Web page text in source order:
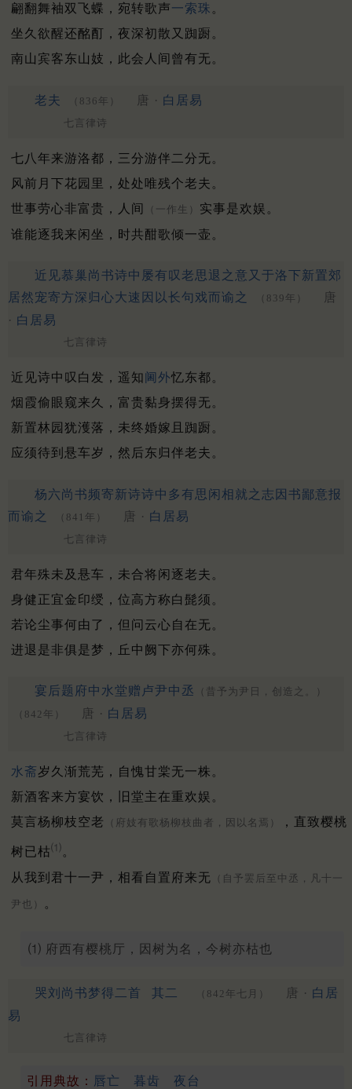
翩翻舞袖双飞蝶，宛转歌声一索珠 。
坐久欲醒还酩酊，夜深初散又踟蹰。
南山宾客东山妓，此会人间曾有无。
老夫 （836年） 唐 · 白居易
七言律诗
七八年来游洛都，三分游伴二分无。
风前月下花园里，处处唯残个老夫。
世事劳心非富贵，人间
（一作生） 实事是欢娱。
谁能逐我来闲坐，时共酣歌倾一壶。
近见慕巢尚书诗中屡有叹老思退之意又于洛下新置郊
居然宠寄方深归心大速因以长句戏而谕之
（839年）
唐
· 白居易
七言律诗
近见诗中叹白发，遥知阃外忆东都。
烟霞偷眼窥来久，富贵黏身摆得无。
新置林园犹濩落，未终婚嫁且踟蹰。
应须待到悬车岁，然后东归伴老夫。
杨六尚书频寄新诗诗中多有思闲相就之志因书鄙意报
而谕之
（841年） 唐 · 白居易
七言律诗
君年殊未及悬车，未合将闲逐老夫。
身健正宜金印绶，位高方称白髭须。
若论尘事何由了，但问云心自在无。
进退是非俱是梦，丘中阙下亦何殊。
宴后题府中水堂赠卢尹中丞
（昔予为尹日，创造之。）
（842年）
唐 · 白居易
七言律诗
水斋岁久渐荒芜，自愧甘棠无一株。
新酒客来方宴饮，旧堂主在重欢娱。
莫言杨柳枝空老
（府妓有歌杨柳枝曲者，因以名焉） ，直致樱桃
树已枯⑴。
从我到君十一尹，相看自置府来无 （自予罢后至中丞，凡十一
尹也） 。
⑴ 府西有樱桃厅，因树为名，今树亦枯也
哭刘尚书梦得二首 其二 （842年七月） 唐 · 白居
易
七言律诗
引用典故： 唇亡 暮齿 夜台